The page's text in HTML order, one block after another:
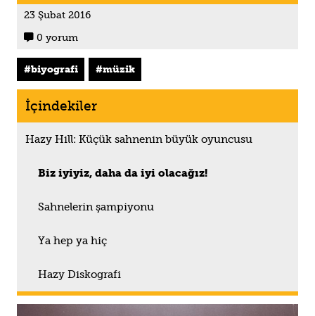
23 Şubat 2016
0 yorum
biyografi müzik
İçindekiler
Hazy Hill: Küçük sahnenin büyük oyuncusu
Biz iyiyiz, daha da iyi olacağız!
Sahnelerin şampiyonu
Ya hep ya hiç
Hazy Diskografi